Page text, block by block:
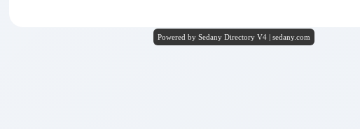
Powered by Sedany Directory V4 | sedany.com